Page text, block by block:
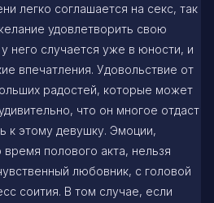
легко соглашается на секс, так
удовлетворить свою
него случается уже в юности, и
впечатления. Удовольствие от
радостей, которые может
что он многое отдаст
к этому девушку. Эмоции,
полового акта, нельзя
любовник, с головой
соития. В том случае, если